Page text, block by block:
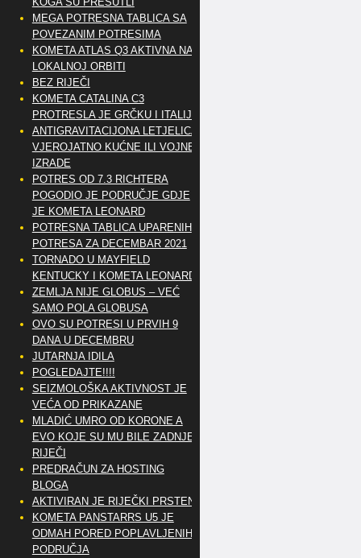
MEGA POTRESNA TABLICA SA
POVEZANIM POTRESIMA
KOMETA ATLAS Q3 AKTIVNA NA
LOKALNOJ ORBITI
BEZ RIJEČI
KOMETA CATALINA C3
PROTRESLA JE GRČKU I ITALIJU
ANTIGRAVITACIJONA LETJELICA
VJEROJATNO KUĆNE ILI VOJNE
IZRADE
POTRES OD 7.3 RICHTERA
POGODIO JE PODRUČJE GDJE
JE KOMETA LEONARD
POTRESNA TABLICA UPARENIH
POTRESA ZA DECEMBAR 2021
TORNADO U MAYFIELD
KENTUCKY I KOMETA LEONARD
ZEMLJA NIJE GLOBUS – VEĆ
SAMO POLA GLOBUSA
OVO SU POTRESI U PRVIH 9
DANA U DECEMBRU
JUTARNJA IDILA
POGLEDAJTE!!!!
SEIZMOLOŠKA AKTIVNOST JE
VEĆA OD PRIKAZANE
MLADIĆ UMRO OD KORONE A
EVO KOJE SU MU BILE ZADNJE
RIJEČI
PREDRAČUN ZA HOSTING
BLOGA
AKTIVIRAN JE RIJEČKI PRSTEN
KOMETA PANSTARRS U5 JE
ODMAH PORED POPLAVLJENIH
PODRUČJA